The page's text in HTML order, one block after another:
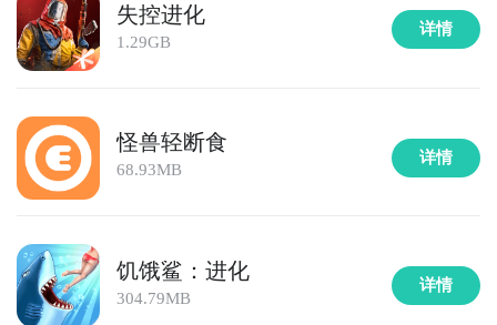
》》》》》#吞噬大王#《《《《《
以上小编为大家介绍的就是怪物主题的吞噬进化类游戏
了吧，在这些手游中你可以自由吞噬东西并让自己的身
体完成进化，极具创意的玩法让玩家越玩越上瘾。
失控进化
1.29GB
详情
怪兽轻断食
68.93MB
详情
饥饿鲨：进化
304.79MB
详情